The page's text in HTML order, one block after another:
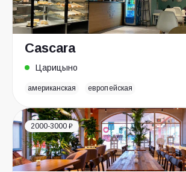
Cascara
Царицыно
американская европейская
2000-3000 ₽